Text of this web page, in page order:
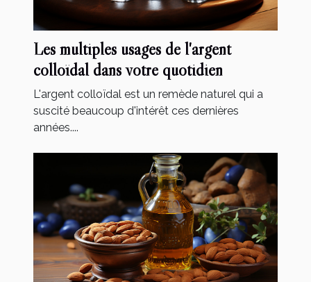
Les multiples usages de l'argent
colloïdal dans votre quotidien
L'argent colloïdal est un remède naturel qui a
suscité beaucoup d'intérêt ces dernières
années....